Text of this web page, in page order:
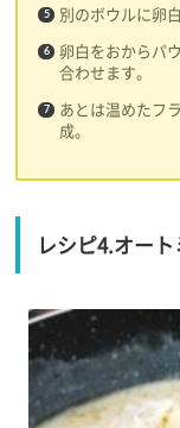
別のボウルに卵
卵白をおからパ
合わせます。
あとは温めたフ
成。
レシピ4.オー